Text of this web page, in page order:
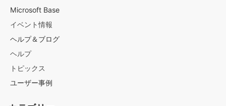
Microsoft Base
イベント情報
ヘルプ＆ブログ
ヘルプ
トピックス
ユーザー事例